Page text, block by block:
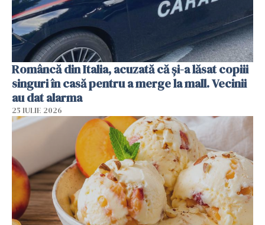
Româncă din Italia, acuzată că și-a lăsat copiii
singuri în casă pentru a merge la mall. Vecinii
au dat alarma
25 IULIE 2026